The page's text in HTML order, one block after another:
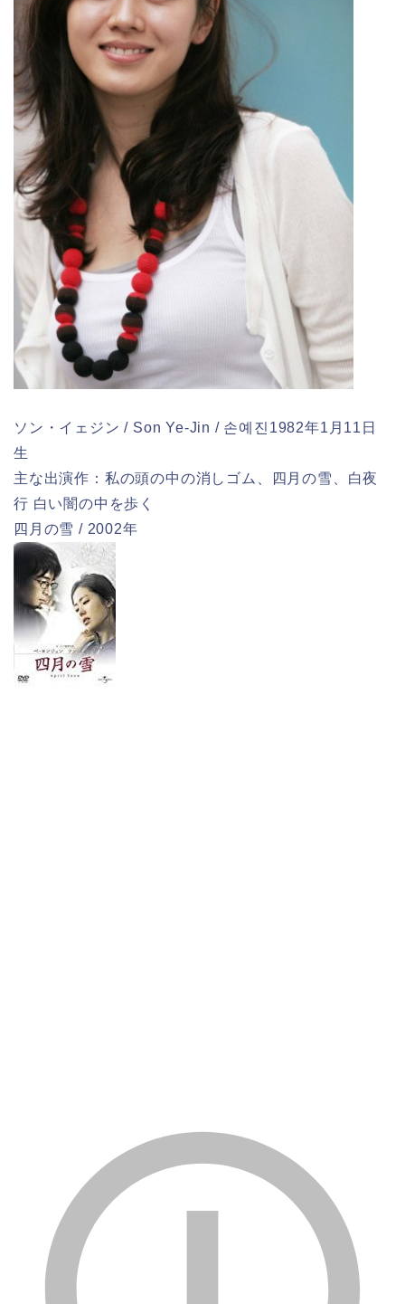
ソン・イェジン / Son Ye-Jin / 손예진1982年1月11日
生
主な出演作：私の頭の中の消しゴム、四月の雪、白夜
行 白い闇の中を歩く
四月の雪 / 2002年